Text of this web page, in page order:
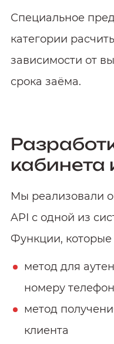
Специальное
категории
зависимости от
срока заёма.
кабинета
Мы реализовали
API с одной из
Функции,
метод для
номеру
метод
клиента